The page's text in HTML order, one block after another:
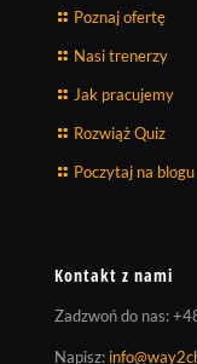
Poznaj ofertę
Nasi trenerzy
Jak pracujemy
Rozwiąż Quiz
Poczytaj na blogu
Kontakt z nami
Zadzwoń do nas:
Napisz: